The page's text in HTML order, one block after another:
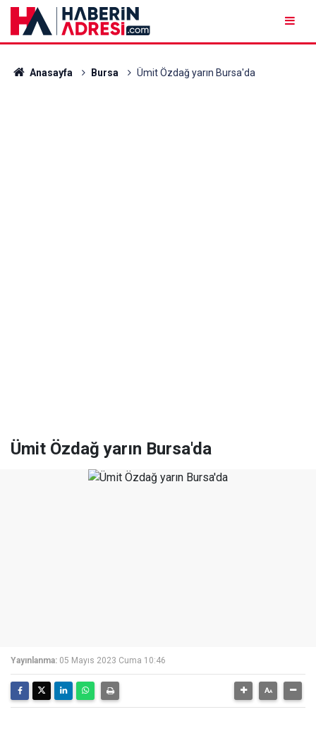
Anasayfa Bursa Ümit Özdağ yarın Bursa'da
Ümit Özdağ yarın Bursa'da
Yayınlanma: 05 Mayıs 2023 Cuma 10:46